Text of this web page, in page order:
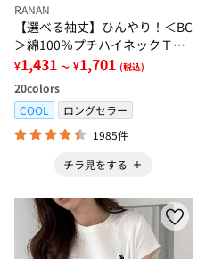
RANAN
【選べる袖丈】ひんやり！＜BC
＞綿100％プチハイネックＴシ
ャツ
¥1,431 ～ ¥1,701 (税込)
20colors
COOL
ロングセラー
1985件
チラ見をする